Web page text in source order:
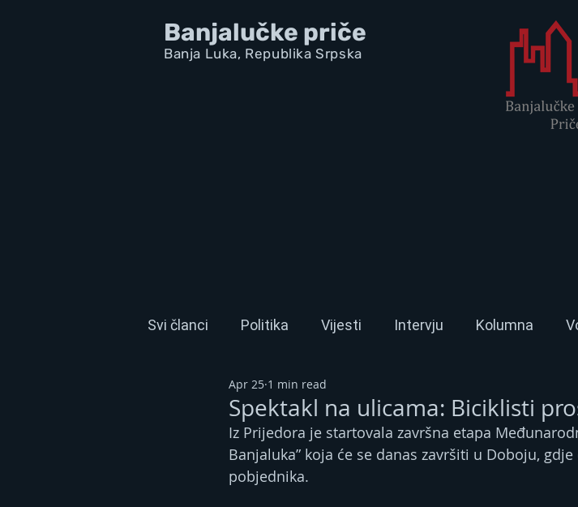
Banjalučke priče
Banja Luka, Republika Srpska
Svi članci Politika Vijesti Intervju Kolumna
Spektakl na ulicama: Biciklisti
Apr 25 1 min read
Iz Prijedora je startovala završna etapa
Banjaluka” koja će se danas završiti u Doboju,
pobjednika.